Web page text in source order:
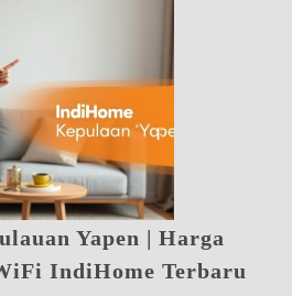
Yapen | Harga
IndiHome Terbaru